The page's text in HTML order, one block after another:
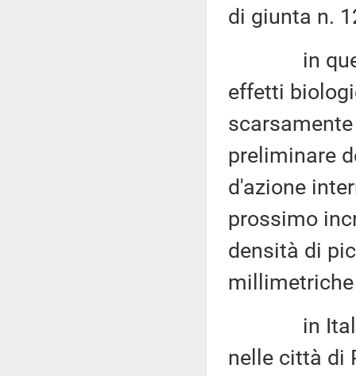
di giunta n.
in questo
effetti
preliminare
d'azione
prossimo
densità di
in Italia è
nelle città di